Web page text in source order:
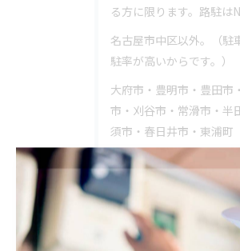
る方に限ります。路駐は
名古屋市中区以外。（駐
駐率が高いからです。）
大府市・豊明市・豊田市
市・刈谷市・常滑市・半
須市・春日井市・東浦町
カテゴリー